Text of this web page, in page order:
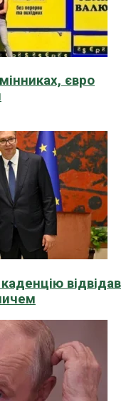
євро
відвідав